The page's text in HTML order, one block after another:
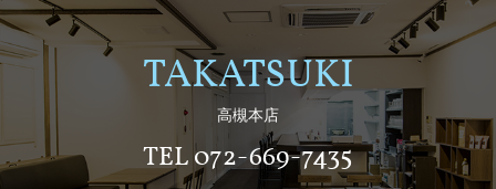
TAKATSUKI
高槻本店
TEL 072-669-7435